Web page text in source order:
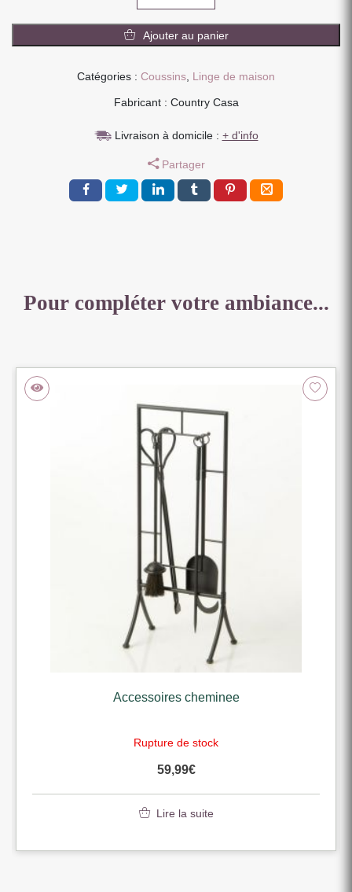
COTES
COULEUR
45
45
CM
POLYESTER
Ajouter au panier
Catégories : Coussins, Linge de maison
Fabricant : Country Casa
Livraison à domicile : + d'info
Partager
Pour compléter votre ambiance...
Accessoires cheminee
Rupture de stock
59,99€
Lire la suite